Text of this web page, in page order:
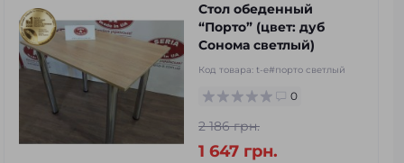
Стол обеденный
“Порто” (цвет: дуб
Сонома светлый)
Код товара: t-e#порто светлый
0
2 186 грн.
1 647 грн.